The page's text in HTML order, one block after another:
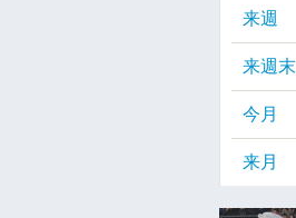
来週
来週末
今月
来月